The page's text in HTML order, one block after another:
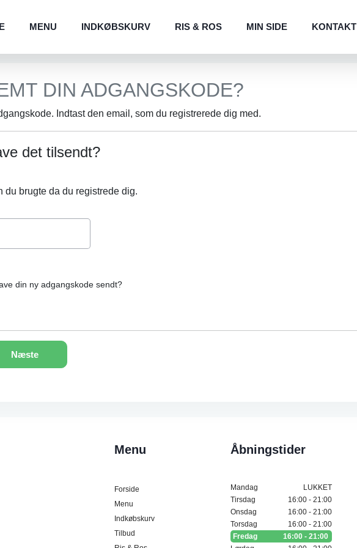
MENU INDKØBSKURV RIS & ROS MIN SIDE KONTAKT
DIN ADGANGSKODE?
Indtast den email, som du registrerede dig med.
det tilsendt?
du brugte da du registrede dig.
din ny adgangskode sendt?
Næste
Menu
Forside
Menu
Indkøbskurv
Tilbud
Åbningstider
Mandag
LUKKET
Tirsdag
16:00 - 21:00
Onsdag
16:00 - 21:00
Torsdag
16:00 - 21:00
Fredag
16:00 - 21:00